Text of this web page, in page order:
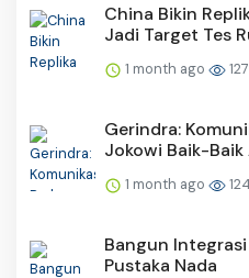
China Bikin
Jadi Target Tes
1 month ago
Gerindra:
Jokowi Baik-Baik
1 month ago
Bangun
Pustaka Nada